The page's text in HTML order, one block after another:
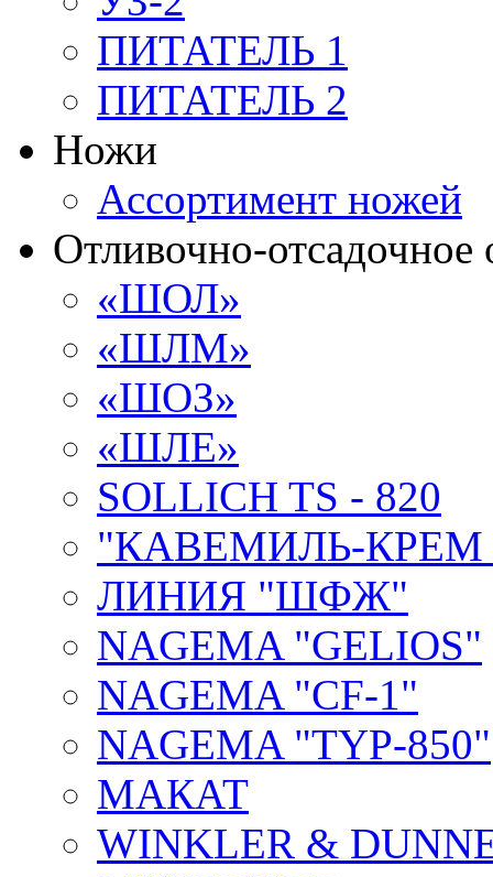
ПИТАТЕЛЬ 1
ПИТАТЕЛЬ 2
Ножи
Ассортимент ножей
Отливочно-отсадочное
«ШОЛ»
«ШЛМ»
«ШОЗ»
«ШЛЕ»
SOLLICH TS - 820
"КАВЕМИЛЬ-КРЕМ
ЛИНИЯ "ШФЖ"
NAGEMA "GELIOS"
NAGEMA "CF-1"
NAGEMA "TYP-850"
МАКАТ
WINKLER &